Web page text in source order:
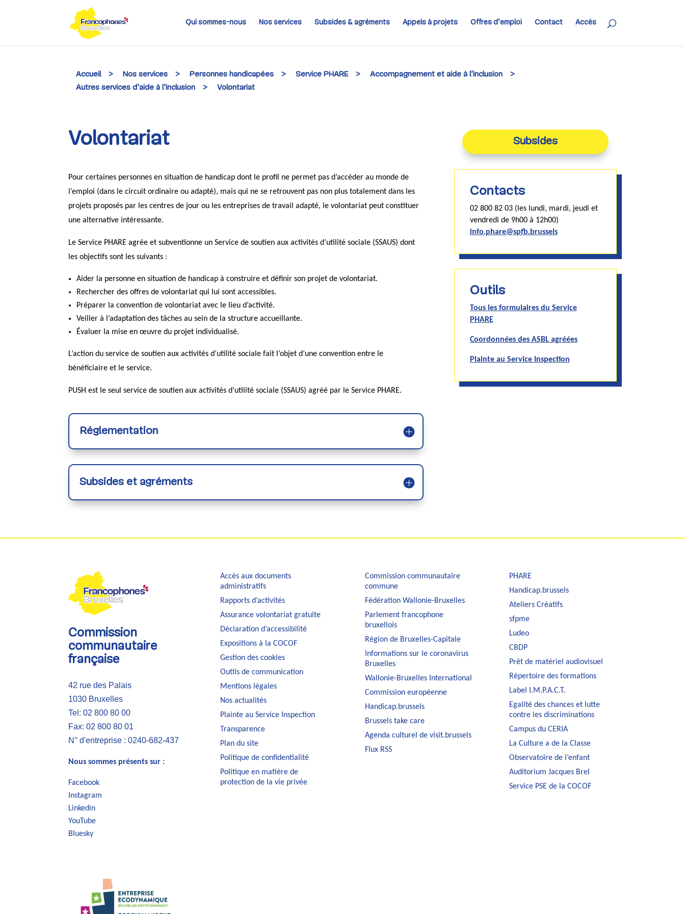
Qui sommes-nous Nos services Subsides & agréments Appels à projets Offres d’emploi Contact Accès
Accueil > Nos services > Personnes handicapées > Service PHARE > Accompagnement et aide à l’inclusion
>
Autres services d’aide à l’inclusion
> Volontariat
Volontariat
Pour certaines personnes en situation de handicap dont le profil ne permet pas d’accéder au monde de
l’emploi (dans le circuit ordinaire ou adapté), mais qui ne se retrouvent pas non plus totalement dans les
projets proposés par les centres de jour ou les entreprises de travail adapté, le volontariat peut constituer
une alternative intéressante.
Le Service PHARE agrée et subventionne un Service de soutien aux activités d’utilité sociale (SSAUS) dont
les objectifs sont les suivants :
Aider la personne en situation de handicap à construire et définir son projet de volontariat.
Rechercher des offres de volontariat qui lui sont accessibles.
Préparer la convention de volontariat avec le lieu d’activité.
Veiller à l’adaptation des tâches au sein de la structure accueillante.
Évaluer la mise en œuvre du projet individualisé.
L’action du service de soutien aux activités d’utilité sociale fait l’objet d’une convention entre le
bénéficiaire et le service.
PUSH est le seul service de soutien aux activités d’utilité sociale (SSAUS) agréé par le Service PHARE.
Réglementation
Subsides et agréments
Subsides
Contacts
02 800 82 03 (les lundi, mardi, jeudi et
vendredi de 9h00 à 12h00)
info.phare@spfb.brussels
Outils
Tous les formulaires du Service
PHARE
Coordonnées des ASBL agréées
Plainte au Service Inspection
Commission
communautaire
française
42 rue des Palais
1030 Bruxelles
Tel: 02 800 80 00
Fax: 02 800 80 01
N° d'entreprise : 0240-682-437
Nous sommes présents sur :
Facebook
Instagram
Linkedin
YouTube
Bluesky
Accès aux documents
administratifs
Rapports d’activités
Assurance volontariat gratuite
Déclaration d’accessibilité
Expositions à la COCOF
Gestion des cookies
Outils de communication
Mentions légales
Nos actualités
Plainte au Service Inspection
Transparence
Plan du site
Politique de confidentialité
Politique en matière de
protection de la vie privée
Commission communautaire
commune
Fédération Wallonie-Bruxelles
Parlement francophone
bruxellois
Région de Bruxelles-Capitale
Informations sur le coronavirus
Bruxelles
Wallonie-Bruxelles International
Commission européenne
Handicap.brussels
Brussels take care
Agenda culturel de visit.brussels
Flux RSS
PHARE
Handicap.brussels
Ateliers Créatifs
sfpme
Ludeo
CBDP
Prêt de matériel audiovisuel
Répertoire des formations
Label I.M.P.A.C.T.
Egalité des chances et lutte
contre les discriminations
Campus du CERIA
La Culture a de la Classe
Observatoire de l’enfant
Auditorium Jacques Brel
Service PSE de la COCOF